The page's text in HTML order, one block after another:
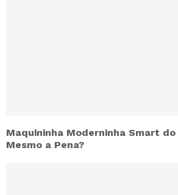
Maquininha Moderninha Smart do
Mesmo a Pena?